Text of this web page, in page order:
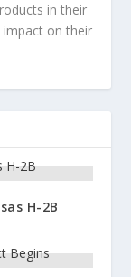
in their
on their
H-2B